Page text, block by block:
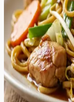
õrna magususe.
vokkpannil, mis
maitsvaks
porgand ja
ideaalselt
praetud chow
suurepäraselt
kuumalt otse
täis tekstuure ja